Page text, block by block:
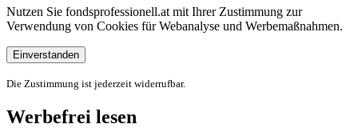
Nutzen Sie fondsprofessionell.at mit Ihrer Zustimmung zur
Verwendung von Cookies für Webanalyse und Werbemaßnahmen.
Einverstanden
Die Zustimmung ist jederzeit widerrufbar.
Werbefrei lesen